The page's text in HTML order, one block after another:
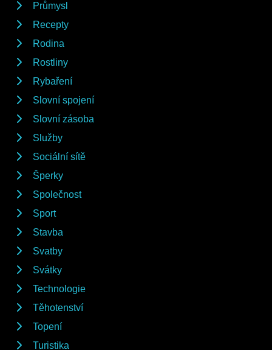
Průmysl
Recepty
Rodina
Rostliny
Rybaření
Slovní spojení
Slovní zásoba
Služby
Sociální sítě
Šperky
Společnost
Sport
Stavba
Svatby
Svátky
Technologie
Těhotenství
Topení
Turistika